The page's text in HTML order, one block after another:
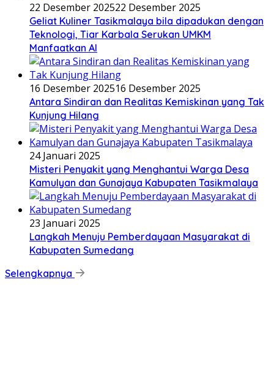
22 Desember 202522 Desember 2025
Geliat Kuliner Tasikmalaya bila dipadukan dengan
Teknologi, Tiar Karbala Serukan UMKM
Manfaatkan AI
16 Desember 202516 Desember 2025
Antara Sindiran dan Realitas Kemiskinan yang Tak
Kunjung Hilang
24 Januari 2025
Misteri Penyakit yang Menghantui Warga Desa
Kamulyan dan Gunajaya Kabupaten Tasikmalaya
23 Januari 2025
Langkah Menuju Pemberdayaan Masyarakat di
Kabupaten Sumedang
Selengkapnya